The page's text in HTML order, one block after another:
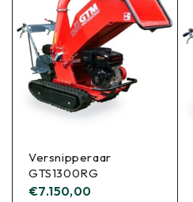
Versnipperaar
GTS1300RG
€7.150,00